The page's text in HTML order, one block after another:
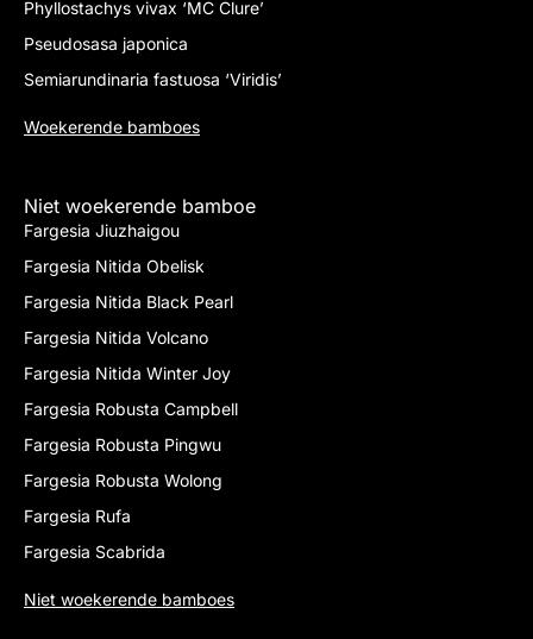
Phyllostachys vivax ‘MC Clure’
Pseudosasa japonica
Semiarundinaria fastuosa ‘Viridis’
Woekerende bamboes
Niet woekerende bamboe
Fargesia Jiuzhaigou
Fargesia Nitida Obelisk
Fargesia Nitida Black Pearl
Fargesia Nitida Volcano
Fargesia Nitida Winter Joy
Fargesia Robusta Campbell
Fargesia Robusta Pingwu
Fargesia Robusta Wolong
Fargesia Rufa
Fargesia Scabrida
Niet woekerende bamboes